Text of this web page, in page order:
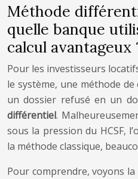
Méthode
quelle banque
calcul avantageux
Pour les investisseurs
le système, une méthode
un dossier refusé en un
différentiel.
sous la pression du HCSF,
la méthode classique,
Pour comprendre, voyons